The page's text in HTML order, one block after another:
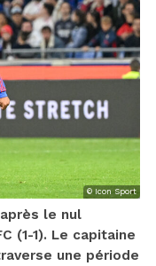
© Icon Sport
le nul
(1-1). Le capitaine
une période